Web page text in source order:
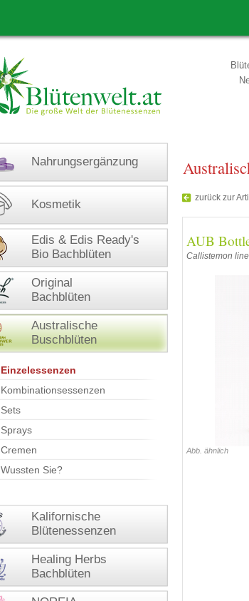
Nahrungsergänzung
Kosmetik
Edis & Edis Ready's
Bio Bachblüten
Original
Bachblüten
Australische
Buschblüten
Einzelessenzen
Kombinationsessenzen
Sets
Sprays
Cremen
Wussten Sie?
Kalifornische
Blütenessenzen
Healing Herbs
Bachblüten
zurück zur
AUB
Callistemon
Abb. ähnlich